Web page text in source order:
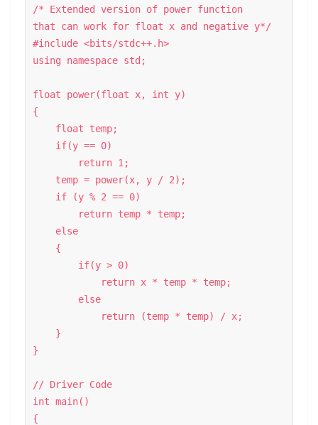
/* Extended version of power function
that can work for float x and negative y*/
#include <bits/stdc++.h>
using namespace std;
float power(float x, int y)
{
    float temp;
    if(y == 0)
        return 1;
    temp = power(x, y / 2);
    if (y % 2 == 0)
        return temp * temp;
    else
    {
        if(y > 0)
            return x * temp * temp;
        else
            return (temp * temp) / x;
    }
}
// Driver Code
int main()
{